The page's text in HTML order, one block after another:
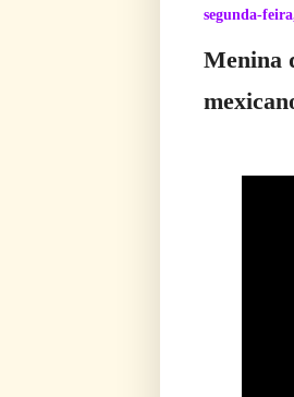
segunda-
Menina